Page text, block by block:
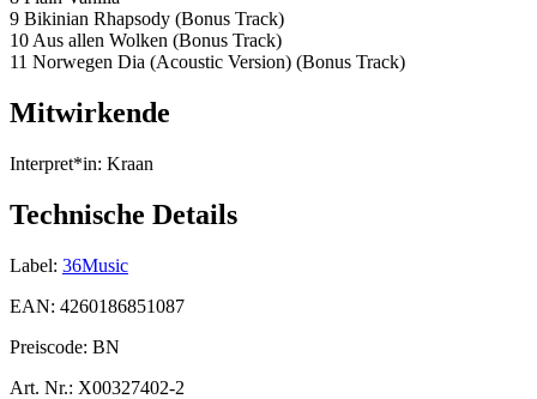
9 Bikinian Rhapsody (Bonus Track)
10 Aus allen Wolken (Bonus Track)
11 Norwegen Dia (Acoustic Version) (Bonus Track)
Mitwirkende
Interpret*in: Kraan
Technische Details
Label: 36Music
EAN: 4260186851087
Preiscode: BN
Art. Nr.: X00327402-2